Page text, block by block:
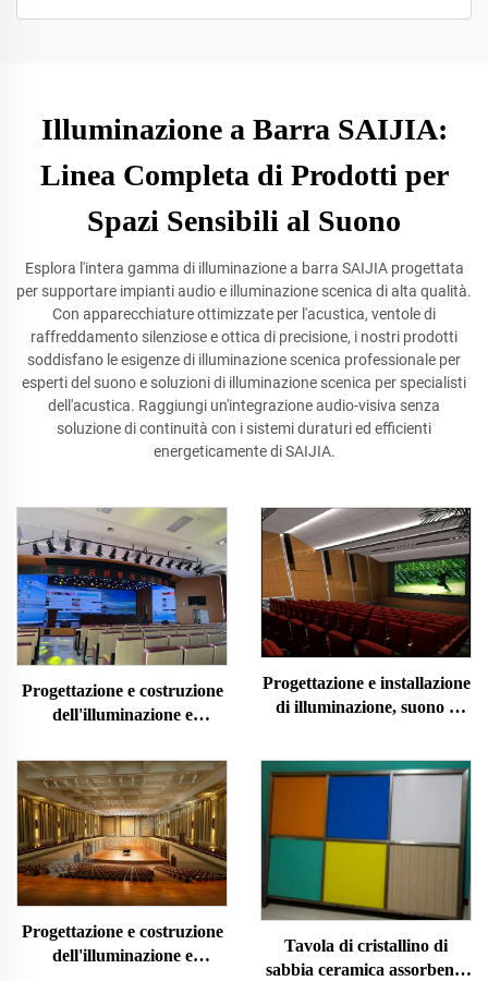
Illuminazione a Barra SAIJIA:
Linea Completa di Prodotti per
Spazi Sensibili al Suono
Esplora l'intera gamma di illuminazione a barra SAIJIA progettata
per supportare impianti audio e illuminazione scenica di alta qualità.
Con apparecchiature ottimizzate per l'acustica, ventole di
raffreddamento silenziose e ottica di precisione, i nostri prodotti
soddisfano le esigenze di illuminazione scenica professionale per
esperti del suono e soluzioni di illuminazione scenica per specialisti
dell'acustica. Raggiungi un'integrazione audio-visiva senza
soluzione di continuità con i sistemi duraturi ed efficienti
energeticamente di SAIJIA.
Progettazione e costruzione
dell'illuminazione e
Progettazione e installazione
di illuminazione, suono e
Progettazione e costruzione
dell'illuminazione e
Tavola di cristallino di
sabbia ceramica assorbente